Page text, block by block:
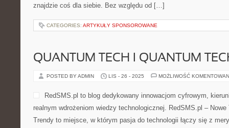
znajdzie coś dla siebie. Bez względu od […]
CATEGORIES: ARTYKUŁY SPONSOROWANE
QUANTUM TECH I QUANTUM
POSTED BY ADMIN LIS - 26 - 2025 MOŻLIWOŚĆ
RedSMS.pl to blog dedykowany innowacjom cyfrowym,
realnym wdrożeniom wiedzy technologicznej. RedSMS.pl –
Trendy to miejsce, w którym pasja do technologii łączy się z